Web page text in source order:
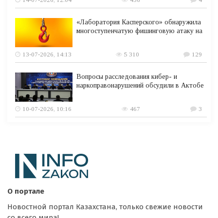
«Лаборатория Касперского» обнаружила
многоступенчатую фишинговую атаку на
13-07-2026, 14:13 5 310 129
Вопросы расследования кибер- и
наркоправонарушений обсудили в Актобе
10-07-2026, 10:16 467 3
О портале
Новостной портал Казахстана, только свежие новости